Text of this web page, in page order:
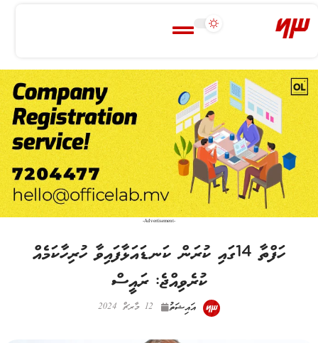
-Advertisement-
ހަފްތާ 14ގައި ކުރަން ކަނޑައަޅާފައިވާ ހުރިހާކަމެއް
ކުރެވިއްޖެ: ރައީސް
އައިޝަތު 12 މާރޗް 2024